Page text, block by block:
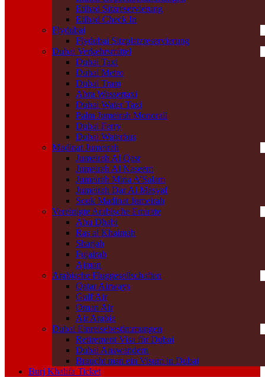
Etihad Sitzreservierung
Etihad Check In
Flydubai
Flydubai Sitzplatzreservierung
Dubai Verkehrsmittel
Dubai Taxi
Dubai Metro
Dubai Tram
Abra Wassertaxi
Dubai Water Taxi
Palm Jumeirah Monorail
Dubai Ferry
Dubai Waterbus
Madinat Jumeirah
Jumeirah Al Qasr
Jumeirah Al Naseem
Jumeirah Mina A’Salam
Jumeirah Dar Al Masyaf
Souk Madinat Jumeirah
Vereinigte Arabische Emirate
Abu Dhabi
Ras al Khaimah
Sharjah
Fujairah
Ajman
Arabische Fluggesellschaften
Qatar Airways
Gulf Air
Oman Air
Air Arabia
Dubai Einreisebestimmungen
Retirement Visa für Dubai
Dubai Auswandern
Braucht man ein Visum in Dubai
Burj Khalifa Ticket